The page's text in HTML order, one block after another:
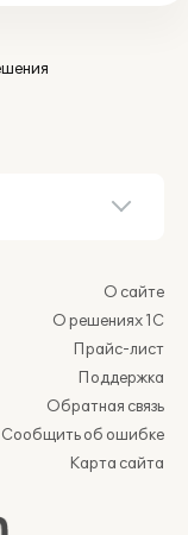
О сайте
О решениях 1С
Прайс-лист
Поддержка
Обратная связь
Сообщить об ошибке
Карта сайта